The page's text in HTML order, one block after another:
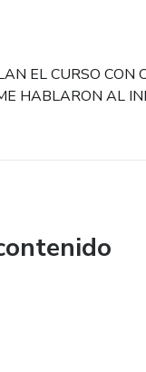
EL CURSO CON
HABLARON AL